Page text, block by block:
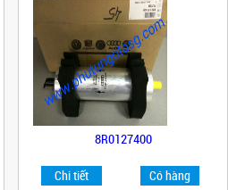
8R0127400
Chi tiết Có hàng